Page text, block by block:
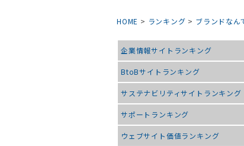
HOME > ランキング > ブランドなん
企業情報サイトランキング
BtoBサイトランキング
サステナビリティサイトランキング
サポートランキング
ウェブサイト価値ランキング